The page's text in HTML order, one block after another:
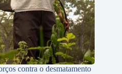
contra o desmatamento